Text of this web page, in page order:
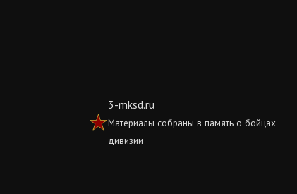
3-mksd.ru
Материалы собраны в память о бойцах
дивизии